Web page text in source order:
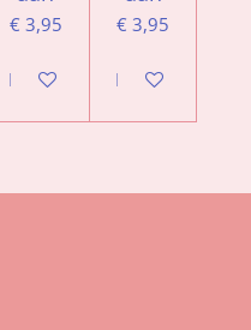
€ 3,95
In winkelwagen
€ 3,95
In winkelwagen